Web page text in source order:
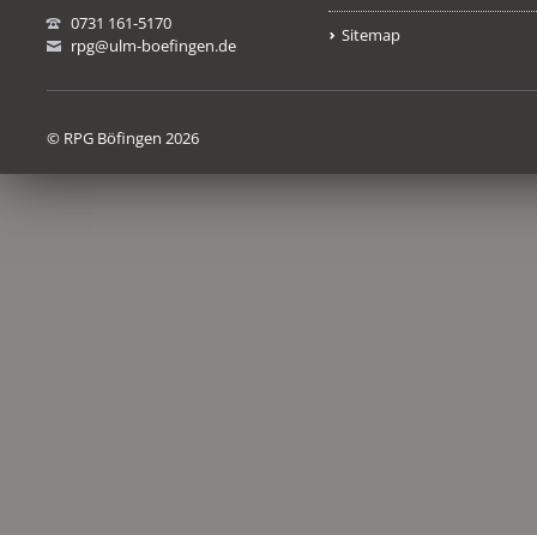
0731 161-5170
rpg@ulm-boefingen.de
Sitemap
© RPG Böfingen 2026